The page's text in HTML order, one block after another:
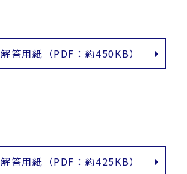
解答用紙（PDF：約450KB）
解答用紙（PDF：約425KB）